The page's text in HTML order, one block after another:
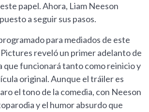
papel. Ahora, Liam Neeson
a seguir sus pasos.
para mediados de este
reveló un primer adelanto de
que funcionará tanto como reinicio y
original. Aunque el tráiler es
el tono de la comedia, con Neeson
y el humor absurdo que